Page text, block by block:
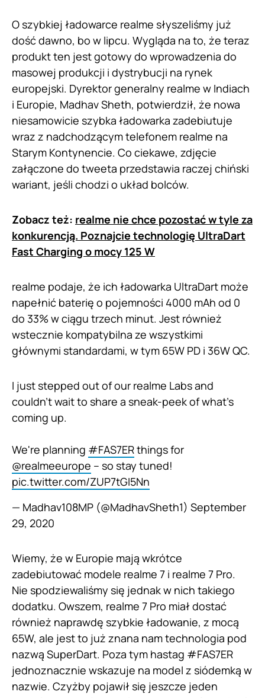
O szybkiej ładowarce realme słyszeliśmy już
dość dawno, bo w lipcu. Wygląda na to, że teraz
produkt ten jest gotowy do wprowadzenia do
masowej produkcji i dystrybucji na rynek
europejski. Dyrektor generalny realme w Indiach
i Europie, Madhav Sheth, potwierdził, że nowa
niesamowicie szybka ładowarka zadebiutuje
wraz z nadchodzącym telefonem realme na
Starym Kontynencie. Co ciekawe, zdjęcie
załączone do tweeta przedstawia raczej chiński
wariant, jeśli chodzi o układ bolców.
Zobacz też: realme nie chce pozostać w tyle za
konkurencją. Poznajcie technologię UltraDart
Fast Charging o mocy 125 W
realme podaje, że ich ładowarka UltraDart może
napełnić baterię o pojemności 4000 mAh od 0
do 33% w ciągu trzech minut. Jest również
wstecznie kompatybilna ze wszystkimi
głównymi standardami, w tym 65W PD i 36W QC.
I just stepped out of our realme Labs and
couldn't wait to share a sneak-peek of what's
coming up.
We're planning #FAS7ERthings for
@realmeeurope – so stay tuned!
pic.twitter.com/ZUP7tGI5Nn
— Madhav108MP (@MadhavSheth1) September
29, 2020
Wiemy, że w Europie mają wkrótce
zadebiutować modele realme 7 i realme 7 Pro.
Nie spodziewaliśmy się jednak w nich takiego
dodatku. Owszem, realme 7 Pro miał dostać
również naprawdę szybkie ładowanie, z mocą
65W, ale jest to już znana nam technologia pod
nazwą SuperDart. Poza tym hastag #FAS7ER
jednoznacznie wskazuje na model z siódemką w
nazwie. Czyżby pojawił się jeszcze jeden